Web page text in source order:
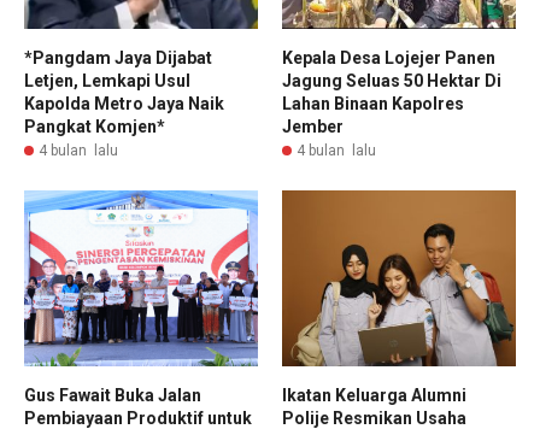
*Pangdam Jaya Dijabat
Letjen, Lemkapi Usul
Kapolda Metro Jaya Naik
Pangkat Komjen*
4 bulan lalu
Kepala Desa Lojejer Panen
Jagung Seluas 50 Hektar Di
Lahan Binaan Kapolres
Jember
4 bulan lalu
Gus Fawait Buka Jalan
Pembiayaan Produktif untuk
Ikatan Keluarga Alumni
Polije Resmikan Usaha